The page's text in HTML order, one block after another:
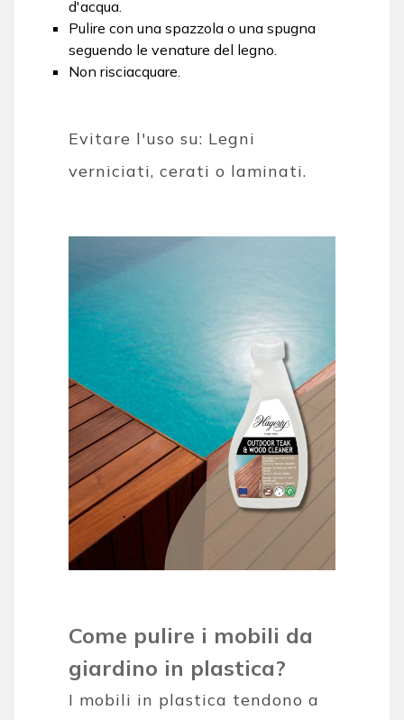
d'acqua.
Pulire con una spazzola o una spugna
seguendo le venature del legno.
Non risciacquare.
Evitare l'uso su: Legni
verniciati, cerati o laminati.
Come pulire i mobili da
giardino in plastica?
I mobili in plastica tendono a